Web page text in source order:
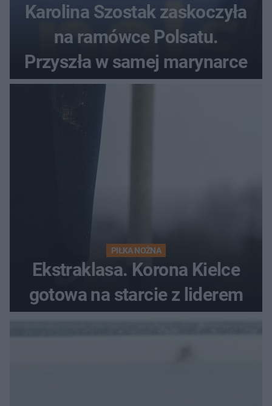
Karolina Szostak zaskoczyła
na ramówce Polsatu.
Przyszła w samej marynarce
PIŁKA NOŻNA
Ekstraklasa. Korona Kielce
gotowa na starcie z liderem